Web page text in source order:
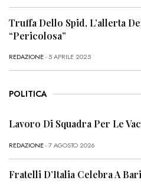
Truffa Dello Spid, L’allerta
“Pericolosa”
REDAZIONE- 5 APRILE 2025
POLITICA
Lavoro Di Squadra Per Le
REDAZIONE- 7 AGOSTO 2026
Fratelli D’Italia Celebra A